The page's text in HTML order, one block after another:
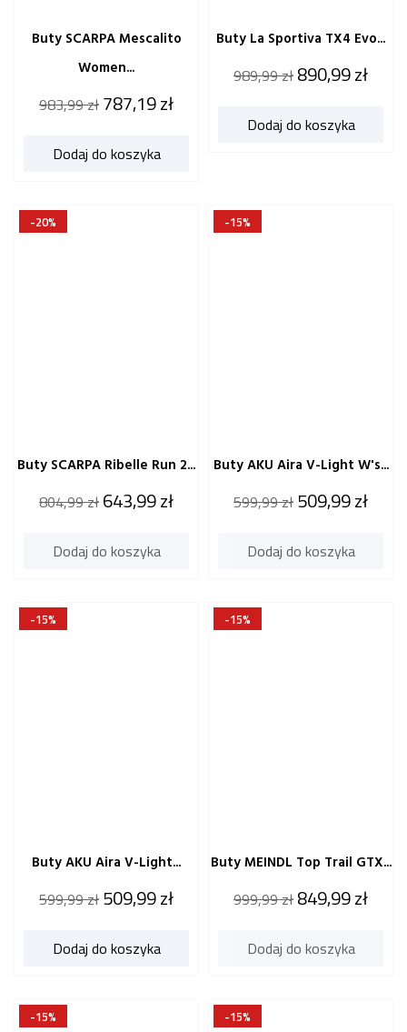
Buty SCARPA Mescalito
Women...
Cena
983,99 zł Cena
787,19 zł
Dodaj do koszyka
Buty La Sportiva TX4 Evo...
Cena
989,99 zł Cena
890,99 zł
Dodaj do koszyka
Buty SCARPA Ribelle Run 2...
Cena
804,99 zł Cena
643,99 zł
Dodaj do koszyka
-20%
Buty AKU Aira V-Light W's...
Cena
599,99 zł Cena
509,99 zł
Dodaj do koszyka
-15%
Buty AKU Aira V-Light...
Cena
599,99 zł Cena
509,99 zł
Dodaj do koszyka
-15%
Buty MEINDL Top Trail GTX...
Cena
999,99 zł Cena
849,99 zł
Dodaj do koszyka
-15%
-15% -15%